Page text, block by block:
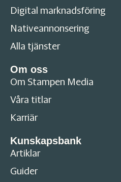
Digital marknadsföring
Nativeannonsering
Alla tjänster
Om oss
Om Stampen Media
Våra titlar
Karriär
Kunskapsbank
Artiklar
Guider